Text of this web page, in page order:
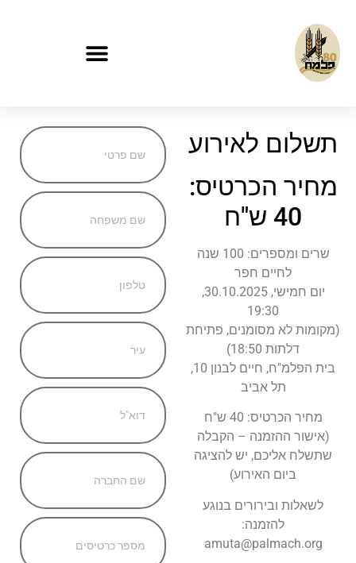
תשלום לאירוע
מחיר הכרטיס:
40 ש"ח
שרים ומספרים: 100 שנה
לחיים חפר
יום חמישי, 30.10.2025,
19:30
(מקומות לא מסומנים, פתיחת
דלתות 18:50)
בית הפלמ"ח, חיים לבנון 10,
תל אביב
מחיר הכרטיס: 40 ש"ח
(אישור ההזמנה – הקבלה
שתשלח אליכם, יש להציגה
ביום האירוע)
לשאלות ובירורים בנוגע
להזמנה:
amuta@palmach.org